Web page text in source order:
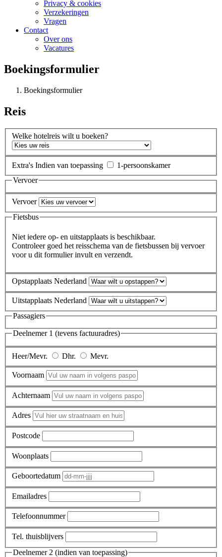
Privacy & cookies
Verzekeringen
Vragen
Contact
Over ons
Vacatures
Boekingsformulier
Boekingsformulier
Reis
Welke hotelreis wilt u boeken?
Extra's Indien van toepassing
1-persoonskamer
Vervoer
Vervoer
Fietsbus
Niet iedere op- en uitstapplaats is beschikbaar.
Controleer goed het reisschema van de fietsbussen bij vervoer
voor u dit formulier invult en verzendt.
Opstapplaats Nederland
Uitstapplaats Nederland
Passagiers
Deelnemer 1 (tevens factuuradres)
Heer/Mevr. Dhr. Mevr.
Voornaam
Achternaam
Adres
Postcode
Woonplaats
Geboortedatum
Emailadres
Telefoonnummer
Tel. thuisblijvers
Deelnemer 2 (indien van toepassing)